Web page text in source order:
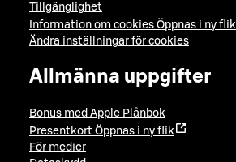
Tillgänglighet
Information om cookies Öppnas i ny flik
Ändra inställningar för cookies
Allmänna uppgifter
Bonus med Apple Plånbok
Presentkort Öppnas i ny flik
För medier